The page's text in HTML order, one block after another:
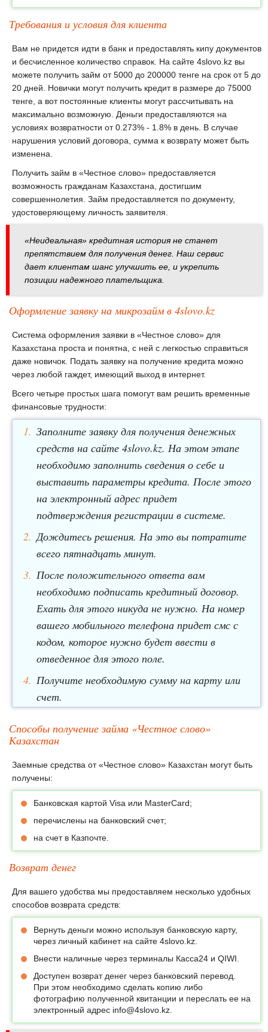
Требования и условия для клиента
Вам не придется идти в банк и предоставлять кипу документов
и бесчисленное количество справок. На сайте 4slovo.kz вы
можете получить займ от 5000 до 200000 тенге на срок от 5 до
20 дней. Новички могут получить кредит в размере до 75000
тенге, а вот постоянные клиенты могут рассчитывать на
максимально возможную. Деньги предоставляются на
условиях возвратности от 0.273% - 1.8% в день. В случае
нарушения условий договора, сумма к возврату может быть
изменена.
Получить займ в «Честное слово» предоставляется
возможность гражданам Казахстана, достигшим
совершеннолетия. Займ предоставляется по документу,
удостоверяющему личность заявителя.
«Неидеальная» кредитная история не станет
препятствием для получения денег. Наш сервис
дает клиентам шанс улучшить ее, и укрепить
позиции надежного плательщика.
Оформление заявку на микрозайм в 4slovo.kz
Система оформления заявки в «Честное слово» для
Казахстана проста и понятна, с ней с легкостью справиться
даже новичок. Подать заявку на получение кредита можно
через любой гаждет, имеющий выход в интернет.
Всего четыре простых шага помогут вам решить временные
финансовые трудности:
Заполните заявку для получения денежных
средств на сайте 4slovo.kz. На этом этапе
необходимо заполнить сведения о себе и
выставить параметры кредита. После этого
на электронный адрес придет
подтверждения регистрации в системе.
Дождитесь решения. На это вы потратите
всего пятнадцать минут.
После положительного ответа вам
необходимо подписать кредитный договор.
Ехать для этого никуда не нужно. На номер
вашего мобильного телефона придет смс с
кодом, которое нужно будет ввести в
отведенное для этого поле.
Получите необходимую сумму на карту или
счет.
Способы получение займа «Честное слово»
Казахстан
Заемные средства от «Честное слово» Казахстан могут быть
получены:
Банковская картой Visa или MasterCard;
перечислены на банковский счет;
на счет в Казпочте.
Возврат денег
Для вашего удобства мы предоставляем несколько удобных
способов возврата средств:
Вернуть деньги можно используя банковскую карту,
через личный кабинет на сайте 4slovo.kz.
Внести наличные через терминалы Касса24 и QIWI.
Доступен возврат денег через банковский перевод.
При этом необходимо сделать копию либо
фотографию полученной квитанции и переслать ее на
электронный адрес info@4slovo.kz.